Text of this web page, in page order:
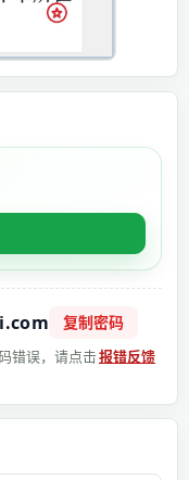
复制密码
错误，请点击报错反馈